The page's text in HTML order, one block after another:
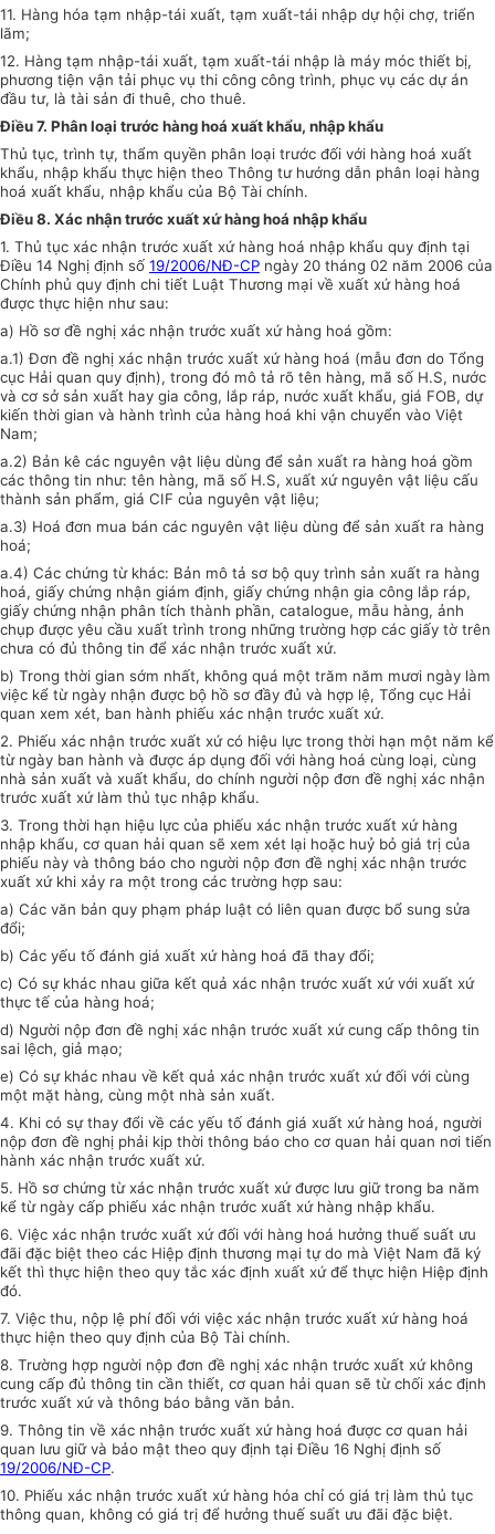
11. Hàng hóa tạm nhập-tái xuất, tạm xuất-tái nhập dự hội chợ, triển
lãm;
12. Hàng tạm nhập-tái xuất, tạm xuất-tái nhập là máy móc thiết bị,
phương tiện vận tải phục vụ thi công công trình, phục vụ các dự án
đầu tư, là tài sản đi thuê, cho thuê.
Điều 7. Phân loại trước hàng hoá xuất khẩu, nhập khẩu
Thủ tục, trình tự, thẩm quyền phân loại trước đối với hàng hoá xuất
khẩu, nhập khẩu thực hiện theo Thông tư hướng dẫn phân loại hàng
hoá xuất khẩu, nhập khẩu của Bộ Tài chính.
Điều 8. Xác nhận trước xuất xứ hàng hoá nhập khẩu
1. Thủ tục xác nhận trước xuất xứ hàng hoá nhập khẩu quy định tại
Điều 14 Nghị định số 19/2006/NĐ-CP ngày 20 tháng 02 năm 2006 của
Chính phủ quy định chi tiết Luật Thương mại về xuất xứ hàng hoá
được thực hiện như sau:
a) Hồ sơ đề nghị xác nhận trước xuất xứ hàng hoá gồm:
a.1) Đơn đề nghị xác nhận trước xuất xứ hàng hoá (mẫu đơn do Tổng
cục Hải quan quy định), trong đó mô tả rõ tên hàng, mã số H.S, nước
và cơ sở sản xuất hay gia công, lắp ráp, nước xuất khẩu, giá FOB, dự
kiến thời gian và hành trình của hàng hoá khi vận chuyển vào Việt
Nam;
a.2) Bản kê các nguyên vật liệu dùng để sản xuất ra hàng hoá gồm
các thông tin như: tên hàng, mã số H.S, xuất xứ nguyên vật liệu cấu
thành sản phẩm, giá CIF của nguyên vật liệu;
a.3) Hoá đơn mua bán các nguyên vật liệu dùng để sản xuất ra hàng
hoá;
a.4) Các chứng từ khác: Bản mô tả sơ bộ quy trình sản xuất ra hàng
hoá, giấy chứng nhận giám định, giấy chứng nhận gia công lắp ráp,
giấy chứng nhận phân tích thành phần, catalogue, mẫu hàng, ảnh
chụp được yêu cầu xuất trình trong những trường hợp các giấy tờ trên
chưa có đủ thông tin để xác nhận trước xuất xứ.
b) Trong thời gian sớm nhất, không quá một trăm năm mươi ngày làm
việc kể từ ngày nhận được bộ hồ sơ đầy đủ và hợp lệ, Tổng cục Hải
quan xem xét, ban hành phiếu xác nhận trước xuất xứ.
2. Phiếu xác nhận trước xuất xứ có hiệu lực trong thời hạn một năm kể
từ ngày ban hành và được áp dụng đối với hàng hoá cùng loại, cùng
nhà sản xuất và xuất khẩu, do chính người nộp đơn đề nghị xác nhận
trước xuất xứ làm thủ tục nhập khẩu.
3. Trong thời hạn hiệu lực của phiếu xác nhận trước xuất xứ hàng
nhập khẩu, cơ quan hải quan sẽ xem xét lại hoặc huỷ bỏ giá trị của
phiếu này và thông báo cho người nộp đơn đề nghị xác nhận trước
xuất xứ khi xảy ra một trong các trường hợp sau:
a) Các văn bản quy phạm pháp luật có liên quan được bổ sung sửa
đổi;
b) Các yếu tố đánh giá xuất xứ hàng hoá đã thay đổi;
c) Có sự khác nhau giữa kết quả xác nhận trước xuất xứ với xuất xứ
thực tế của hàng hoá;
d) Người nộp đơn đề nghị xác nhận trước xuất xứ cung cấp thông tin
sai lệch, giả mạo;
e) Có sự khác nhau về kết quả xác nhận trước xuất xứ đối với cùng
một mặt hàng, cùng một nhà sản xuất.
4. Khi có sự thay đổi về các yếu tố đánh giá xuất xứ hàng hoá, người
nộp đơn đề nghị phải kịp thời thông báo cho cơ quan hải quan nơi tiến
hành xác nhận trước xuất xứ.
5. Hồ sơ chứng từ xác nhận trước xuất xứ được lưu giữ trong ba năm
kể từ ngày cấp phiếu xác nhận trước xuất xứ hàng nhập khẩu.
6. Việc xác nhận trước xuất xứ đối với hàng hoá hưởng thuế suất ưu
đãi đặc biệt theo các Hiệp định thương mại tự do mà Việt Nam đã ký
kết thì thực hiện theo quy tắc xác định xuất xứ để thực hiện Hiệp định
đó.
7. Việc thu, nộp lệ phí đối với việc xác nhận trước xuất xứ hàng hoá
thực hiện theo quy định của Bộ Tài chính.
8. Trường hợp người nộp đơn đề nghị xác nhận trước xuất xứ không
cung cấp đủ thông tin cần thiết, cơ quan hải quan sẽ từ chối xác định
trước xuất xứ và thông báo bằng văn bản.
9. Thông tin về xác nhận trước xuất xứ hàng hoá được cơ quan hải
quan lưu giữ và bảo mật theo quy định tại Điều 16 Nghị định số
19/2006/NĐ-CP.
10. Phiếu xác nhận trước xuất xứ hàng hóa chỉ có giá trị làm thủ tục
thông quan, không có giá trị để hưởng thuế suất ưu đãi đặc biệt.